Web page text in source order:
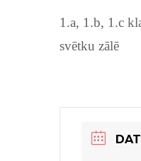
1.a, 1.b, 1.c
svētku zālē